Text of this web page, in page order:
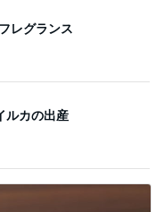
レグランス
ルカの出産